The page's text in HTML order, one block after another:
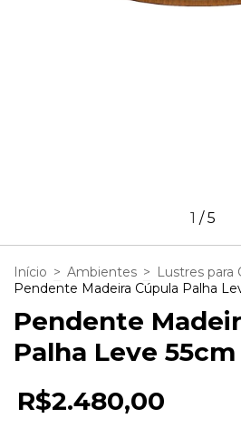
1 /5
Início > Ambientes > Lustres para
Pendente Madeira Cúpula Palha
Pendente
Palha Leve 55cm
R$2.480,00